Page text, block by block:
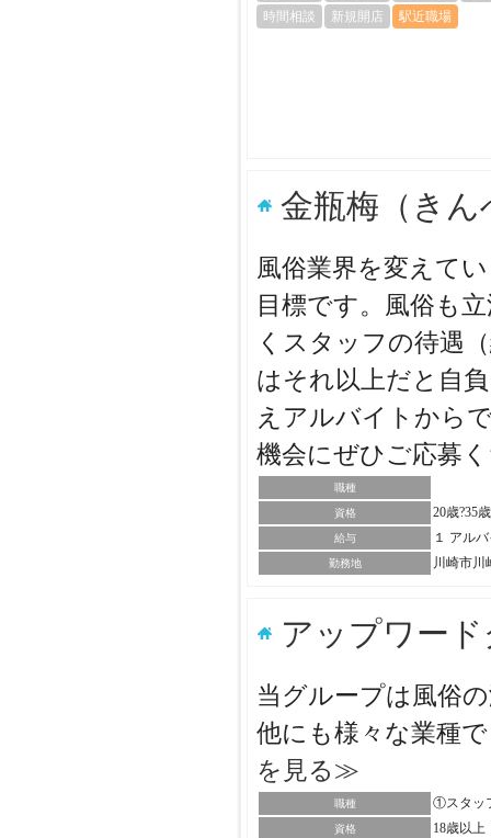
時間相談
新規開店 駅近職場
金瓶梅（き
風俗業界を変えて
目標です。風俗も
くスタッフの待遇
はそれ以上だと自
えアルバイトから
機会にぜひご応募
職種
資格 20歳?35
給与 １ アル
勤務地 川崎市川
アップワー
当グループは風俗
他にも様々な業種
を見る≫
職種 ①スタッ
資格 18歳以上